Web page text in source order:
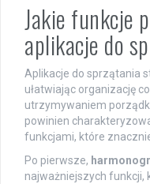
Jakie funkcje
aplikacje do
Aplikacje do sprzątania
ułatwiając organizację
utrzymywaniem
powinien
funkcjami, które
Po pierwsze,
najważniejszych funkcji,